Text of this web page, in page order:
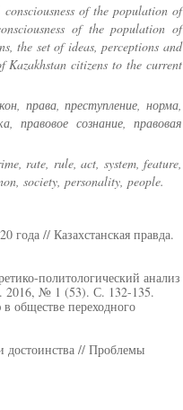
of the population of
of the population of
the set of ideas, perceptions and
citizens to the current
права, преступление, норма,
правовое сознание, правовая
rate, rule, act, system, feature,
society, personality, people.
года // Казахстанская правда.
политологический анализ
2016, № 1 (53). С. 132-135.
обществе переходного
достоинства // Проблемы